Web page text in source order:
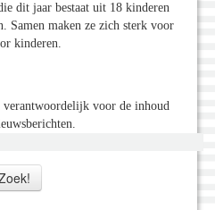
dit jaar bestaat uit 18 kinderen
Samen maken ze zich sterk voor
kinderen.
verantwoordelijk voor de inhoud